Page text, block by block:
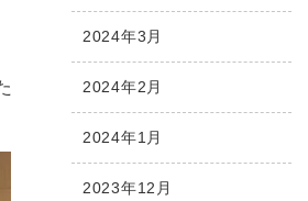
2024年3月
2024年2月
2024年1月
2023年12月